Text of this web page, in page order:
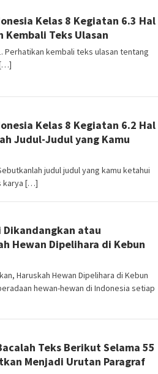
Kelas 8 Kegiatan 6.3 Hal
Kembali Teks Ulasan
Perhatikan kembali teks ulasan tentang
[…]
Kelas 8 Kegiatan 6.2 Hal
Judul-Judul yang Kamu
judul judul yang kamu ketahui
karya […]
Dikandangkan atau
Hewan Dipelihara di Kebun
Haruskah Hewan Dipelihara di Kebun
hewan-hewan di Indonesia setiap
Teks Berikut Selama 55
Menjadi Urutan Paragraf